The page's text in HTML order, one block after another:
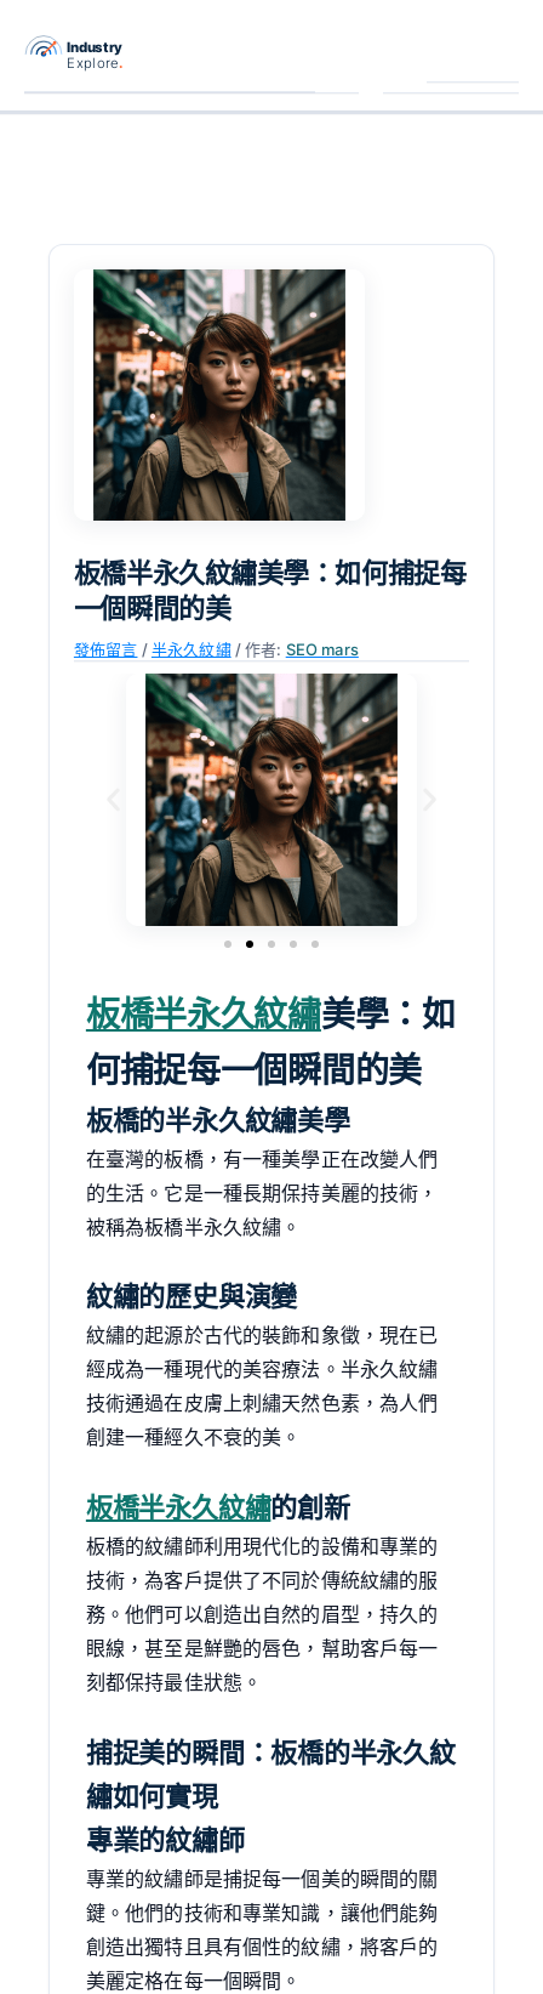
板橋半永久紋繡美學：如何捕捉每
一個瞬間的美
發佈留言 /半永久紋繡/ 作者: SEO mars
板橋半永久紋繡美學：如
何捕捉每一個瞬間的美
板橋的半永久紋繡美學
在臺灣的板橋，有一種美學正在改變人們
的生活。它是一種長期保持美麗的技術，
被稱為板橋半永久紋繡。
紋繡的歷史與演變
紋繡的起源於古代的裝飾和象徵，現在已
經成為一種現代的美容療法。半永久紋繡
技術通過在皮膚上刺繡天然色素，為人們
創建一種經久不衰的美。
板橋半永久紋繡的創新
板橋的紋繡師利用現代化的設備和專業的
技術，為客戶提供了不同於傳統紋繡的服
務。他們可以創造出自然的眉型，持久的
眼線，甚至是鮮艷的唇色，幫助客戶每一
刻都保持最佳狀態。
捕捉美的瞬間：板橋的半永久紋
繡如何實現
專業的紋繡師
專業的紋繡師是捕捉每一個美的瞬間的關
鍵。他們的技術和專業知識，讓他們能夠
創造出獨特且具有個性的紋繡，將客戶的
美麗定格在每一個瞬間。